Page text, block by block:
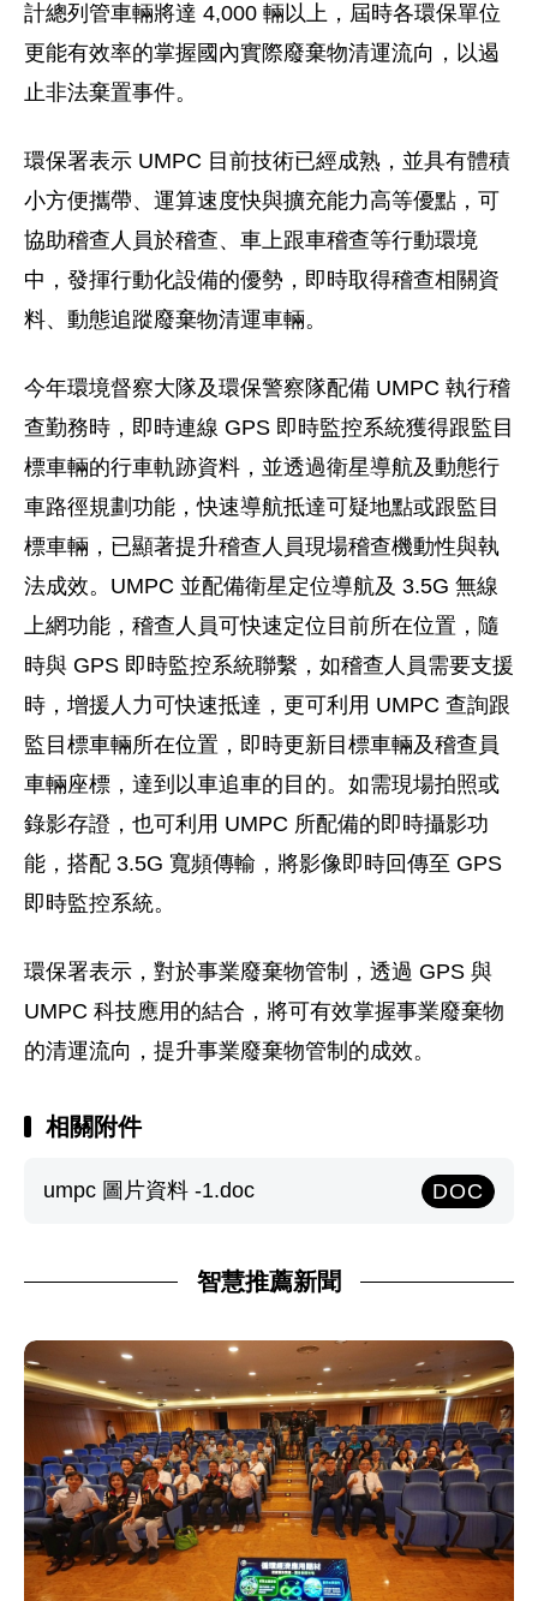
計總列管車輛將達 4,000 輛以上，屆時各環保單位
更能有效率的掌握國內實際廢棄物清運流向，以遏
止非法棄置事件。
環保署表示 UMPC 目前技術已經成熟，並具有體積
小方便攜帶、運算速度快與擴充能力高等優點，可
協助稽查人員於稽查、車上跟車稽查等行動環境
中，發揮行動化設備的優勢，即時取得稽查相關資
料、動態追蹤廢棄物清運車輛。
今年環境督察大隊及環保警察隊配備 UMPC 執行稽
查勤務時，即時連線 GPS 即時監控系統獲得跟監目
標車輛的行車軌跡資料，並透過衛星導航及動態行
車路徑規劃功能，快速導航抵達可疑地點或跟監目
標車輛，已顯著提升稽查人員現場稽查機動性與執
法成效。UMPC 並配備衛星定位導航及 3.5G 無線
上網功能，稽查人員可快速定位目前所在位置，隨
時與 GPS 即時監控系統聯繫，如稽查人員需要支援
時，增援人力可快速抵達，更可利用 UMPC 查詢跟
監目標車輛所在位置，即時更新目標車輛及稽查員
車輛座標，達到以車追車的目的。如需現場拍照或
錄影存證，也可利用 UMPC 所配備的即時攝影功
能，搭配 3.5G 寬頻傳輸，將影像即時回傳至 GPS
即時監控系統。
環保署表示，對於事業廢棄物管制，透過 GPS 與
UMPC 科技應用的結合，將可有效掌握事業廢棄物
的清運流向，提升事業廢棄物管制的成效。
相關附件
umpc 圖片資料 -1.doc DOC
智慧推薦新聞